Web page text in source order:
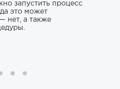
запустить процесс
это может
нет, а также